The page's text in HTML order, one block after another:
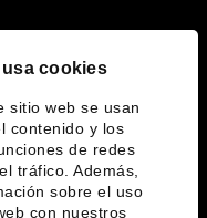
usa cookies
sitio web se usan
contenido y los
de redes
tráfico. Además,
sobre el uso
con nuestros